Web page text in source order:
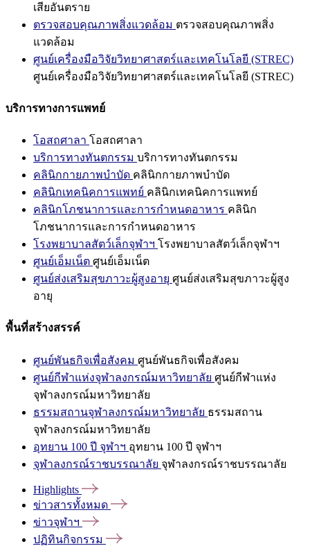
เสียอันตราย
ตรวจสอบคุณภาพสิ่งแวดล้อม ตรวจสอบคุณภาพสิ่ง
แวดล้อม
ศูนย์เครื่องมือวิจัยวิทยาศาสตร์และเทคโนโลยี (STREC)
ศูนย์เครื่องมือวิจัยวิทยาศาสตร์และเทคโนโลยี (STREC)
บริการทางการแพทย์
โอสถศาลา โอสถศาลา
บริการทางทันตกรรม บริการทางทันตกรรม
คลินิกกายภาพบำบัด คลินิกกายภาพบำบัด
คลินิกเทคนิคการแพทย์ คลินิกเทคนิคการแพทย์
คลินิกโภชนาการและการกำหนดอาหาร คลินิก
โภชนาการและการกำหนดอาหาร
โรงพยาบาลสัตว์เล็กจุฬาฯ โรงพยาบาลสัตว์เล็กจุฬาฯ
ศูนย์เอ็มเน็ต ศูนย์เอ็มเน็ต
ศูนย์ส่งเสริมสุขภาวะผู้สูงอายุ ศูนย์ส่งเสริมสุขภาวะผู้สูง
อายุ
พื้นที่สร้างสรรค์
ศูนย์พันธกิจเพื่อสังคม ศูนย์พันธกิจเพื่อสังคม
ศูนย์กีฬาแห่งจุฬาลงกรณ์มหาวิทยาลัย ศูนย์กีฬาแห่ง
จุฬาลงกรณ์มหาวิทยาลัย
ธรรมสถานจุฬาลงกรณ์มหาวิทยาลัย ธรรมสถาน
จุฬาลงกรณ์มหาวิทยาลัย
อุทยาน 100 ปี จุฬาฯ อุทยาน 100 ปี จุฬาฯ
จุฬาลงกรณ์ราชบรรณาลัย จุฬาลงกรณ์ราชบรรณาลัย
Highlights
ข่าวสารทั้งหมด
ข่าวจุฬาฯ
ปฏิทินกิจกรรม